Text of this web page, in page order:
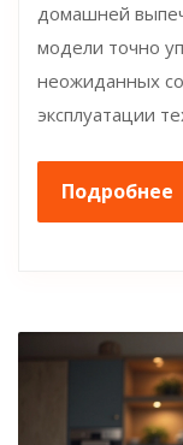
домашней
модели точно
неожиданных
эксплуатации
Подробнее